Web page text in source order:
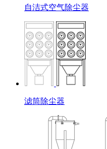
自洁式空气除尘器
滤筒除尘器